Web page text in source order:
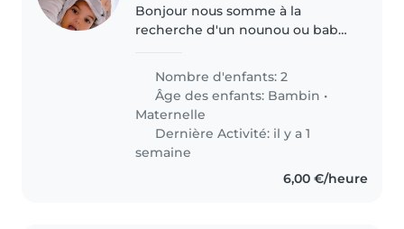
Bonjour nous somme à la
recherche d'un nounou ou baby
un autre de 9 mois du lundi au
samedi de 7h30 à 14h30
Nombre d'enfants: 2
Âge des enfants: Bambin •
Maternelle
Dernière Activité: il y a 1
semaine
6,00 €/heure